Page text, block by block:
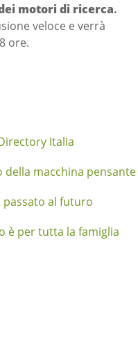
motori di ricerca.
veloce e verrà
ore.
Italia
della macchina pensante
al futuro
è per tutta la famiglia